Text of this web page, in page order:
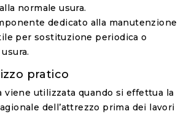
normale usura.
dedicato alla manutenzione
per sostituzione periodica o
pratico
viene utilizzata quando si effettua la
dell’attrezzo prima dei lavori